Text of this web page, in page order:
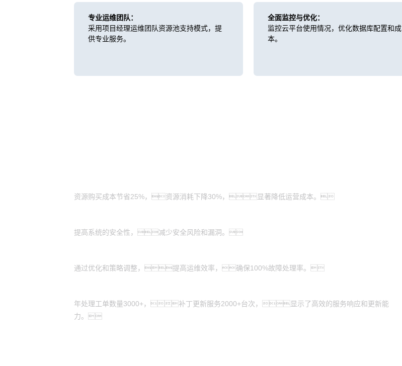
专业运维团队：
采用项目经理运维团队资源池支持模式，提
供专业服务。
全面监控与优化：
监控云平台使用情况，优化数据库配置和成
本。
资源购买成本节省25%，资源消耗下降30%，显著降低运营成本。
提高系统的安全性，减少安全风险和漏洞。
通过优化和策略调整，提高运维效率，确保100%故障处理率。
年处理工单数量3000+，补丁更新服务2000+台次，显示了高效的服务响应和更新能
力。